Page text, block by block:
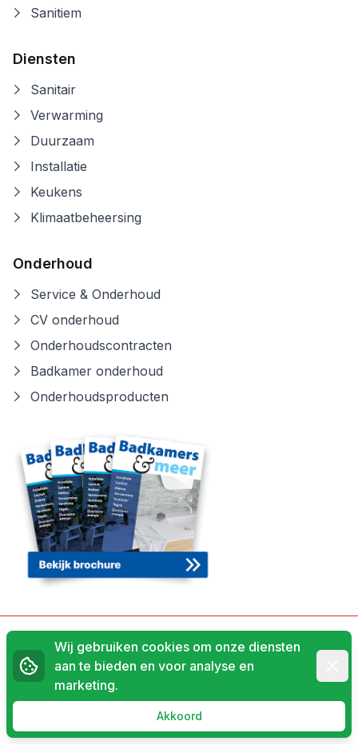
Sanitiem
Diensten
Sanitair
Verwarming
Duurzaam
Installatie
Keukens
Klimaatbeheersing
Onderhoud
Service & Onderhoud
CV onderhoud
Onderhoudscontracten
Badkamer onderhoud
Onderhoudsproducten
Privacyverklaring
© 2026 Ruijg Installatietechniek
Powered byInvato
Wij gebruiken cookies om onze diensten
aan te bieden en voor analyse en
marketing.
Akkoord